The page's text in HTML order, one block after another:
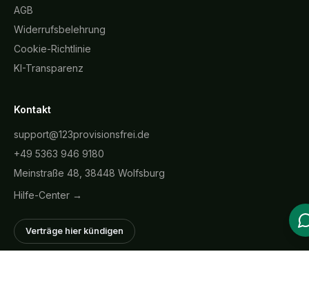
AGB
Widerrufsbelehrung
Cookie-Richtlinie
KI-Transparenz
Kontakt
support@123provisionsfrei.de
+49 5363 946 9180
Meinstraße 48, 38448 Wolfsburg
Hilfe-Center →
Verträge hier kündigen